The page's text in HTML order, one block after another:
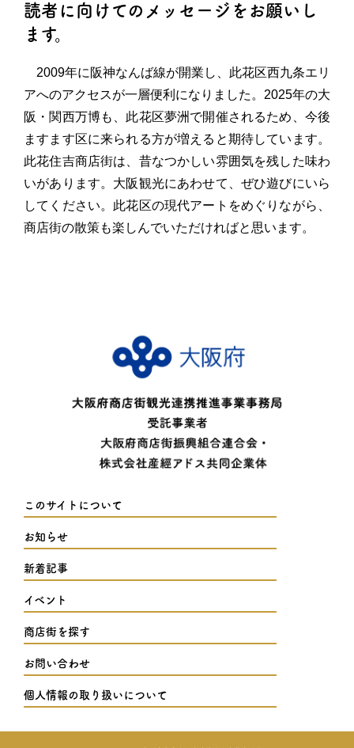
読者に向けてのメッセージをお願いし
ます。
2009年に阪神なんば線が開業し、此花区西九条エリ
アへのアクセスが一層便利になりました。2025年の大
阪・関西万博も、此花区夢洲で開催されるため、今後
ますます区に来られる方が増えると期待しています。
此花住吉商店街は、昔なつかしい雰囲気を残した味わ
いがあります。大阪観光にあわせて、ぜひ遊びにいら
してください。此花区の現代アートをめぐりながら、
商店街の散策も楽しんでいただければと思います。
このサイトについて
お知らせ
新着記事
イベント
商店街を探す
お問い合わせ
個人情報の取り扱いについて